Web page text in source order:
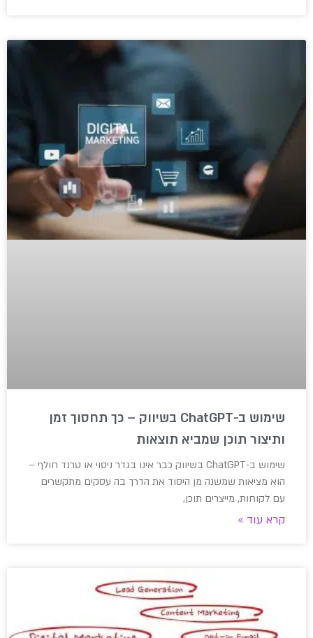
שימוש ב-ChatGPT בשיווק – כך תחסוך זמן
ותיצור תוכן שמביא תוצאות
שימוש ב-ChatGPT בשיווק כבר אינו בגדר ניסוי או טרנד חולף –
הוא מציאות שמשנה מן היסוד את הדרך בה עסקים מתקשרים
עם לקוחות, מייצרים תוכן,
קרא עוד »